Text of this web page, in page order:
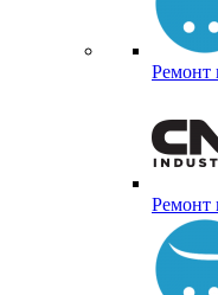
Ремонт
Ремонт